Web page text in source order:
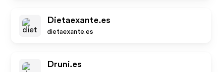
Dietaexante.es
dietaexante.es
Druni.es